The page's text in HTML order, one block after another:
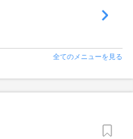
全てのメニューを見る